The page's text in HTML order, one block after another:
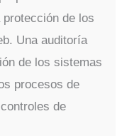
de los
Una auditoría
de los sistemas
procesos de
de